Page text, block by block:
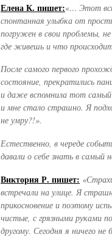
Елена К. пишет:«… Этот
спонтанная улыбка от
погружен в свои проблемы,
где живешь и что
После самого первого
состояние, прекратились
и даже вспомнила тот самый
и мне стало страшно. Я
не умру?!».
Естественно, в череде
давали о себе знать в самый
Виктория Р. пишет:
встречали на улице. Я
прикосновение и поэтому
чистые, с грязными руками
другому. Сегодня я ничего